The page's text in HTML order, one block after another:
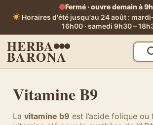
Fermé · ouvre demain à
Horaires d'été jusqu'au 24 août :
16h00 · samedi 9h30 –
HERBA
BARONA
Vitamine B9
La vitamine b9 est l’acide folique ou